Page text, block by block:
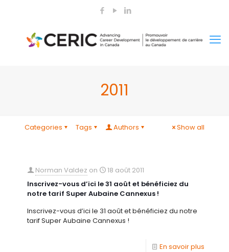
2011
Categories Tags Authors Show all
Norman Valdez on
18 août 2011
Inscrivez-vous d’ici le 31 août et bénéficiez du
notre tarif Super Aubaine Cannexus !
Inscrivez-vous d’ici le 31 août et bénéficiez du notre
tarif Super Aubaine Cannexus !
En savoir plus